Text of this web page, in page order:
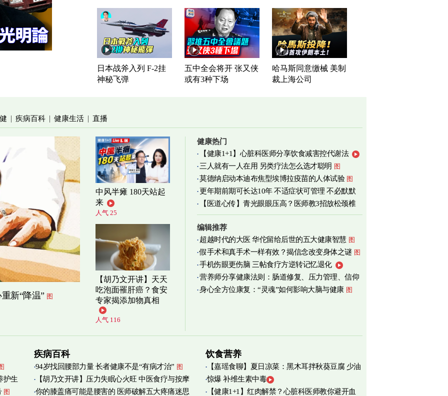
日本战斧入列 F-2挂
神秘飞弹
五中全会将开 张又侠
或有3种下场
哈马斯同意缴械 美制
裁上海公司
| 疾病百科 | 健康生活 | 直播
新“降温” 图
中风半瘫 180天站起
来
人气 25
【胡乃文开讲】天天
吃泡面罹肝癌？食安
专家揭添加物真相
人气 116
健康热门
【健康1+1】心脏科医师分享饮食减害控代谢法
三人就有一人在用 另类疗法怎么选才聪明 图
莫德纳启动本迪布焦型埃博拉疫苗的人体试验 图
更年期前期可长达10年 不适症状可管理 不必默默
忍受 图
【医道心传】青光眼眼压高？医师教3招放松颈椎
图
编辑推荐
超越时代的大医 华佗留给后世的五大健康智慧 图
假手术和真手术一样有效？揭信念改变身体之谜 图
手机伤眼更伤脑 三帖食疗方逆转记忆退化
营养师分享健康法则：肠道修复、压力管理、信仰
实践 图
身心全方位康复：“灵魂”如何影响大脑与健康 图
护生
图
疾病百科
94岁找回腰部力量 长者健康不是“有病才治” 图
【胡乃文开讲】压力失眠心火旺 中医食疗与按摩
自救
你的膝盖痛可能是腰害的 医师破解五大疼痛迷思
饮食营养
【嘉瑶食聊】夏日凉菜：黑木耳拌秋葵豆腐 少油
烟清爽养心 图
惊爆 补维生素中毒
【健康1+1】红肉解禁？心脏科医师教你避开血